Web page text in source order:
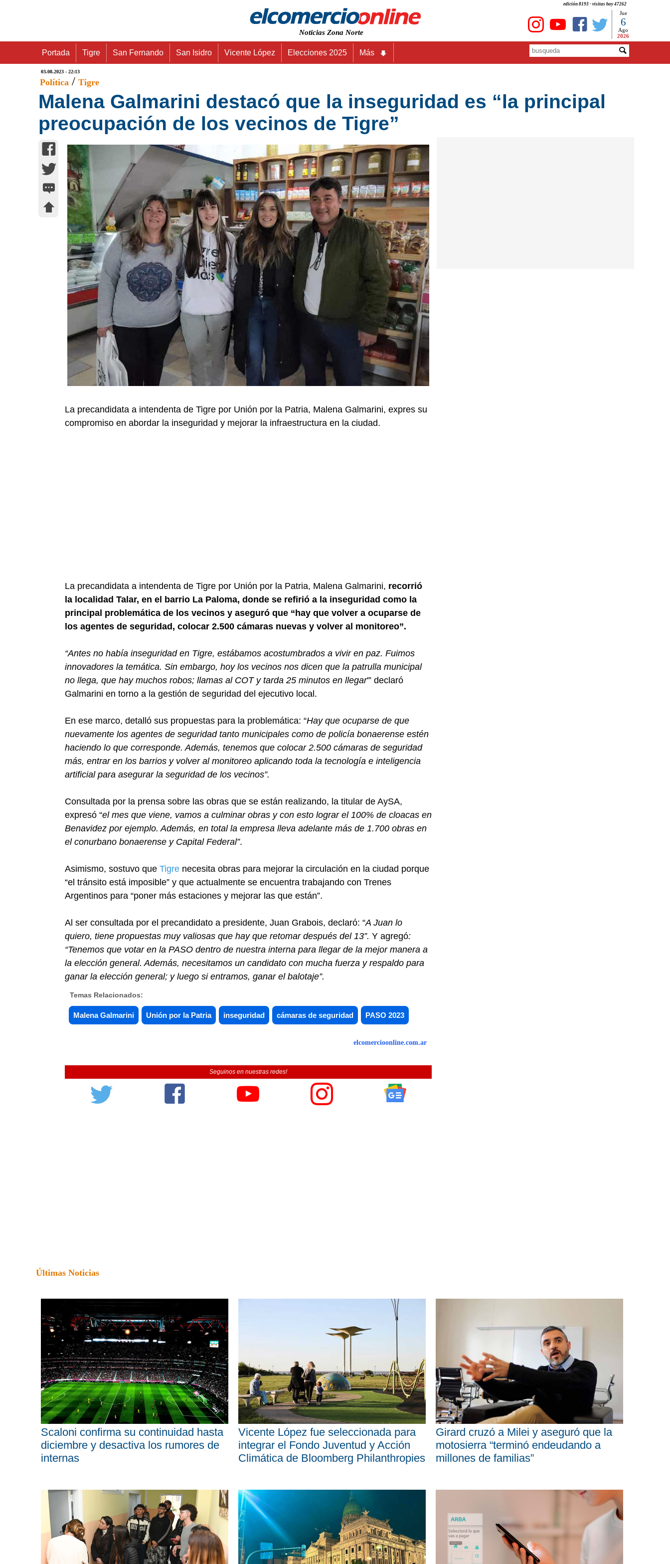
edición 8193 - visitas hoy 47262
Noticias Zona Norte
Jue
6
Ago
2026
Portada Tigre San Fernando San Isidro Vicente López Elecciones 2025 Más
03.08.2023 - 22:13
Política / Tigre
Malena Galmarini destacó que la inseguridad es “la principal
preocupación de los vecinos de Tigre”
La precandidata a intendenta de Tigre por Unión por la Patria, Malena Galmarini, expres su
compromiso en abordar la inseguridad y mejorar la infraestructura en la ciudad.
La precandidata a intendenta de Tigre por Unión por la Patria, Malena Galmarini, recorrió
la localidad Talar, en el barrio La Paloma, donde se refirió a la inseguridad como la
principal problemática de los vecinos y aseguró que “hay que volver a ocuparse de
los agentes de seguridad, colocar 2.500 cámaras nuevas y volver al monitoreo”.
“Antes no había inseguridad en Tigre, estábamos acostumbrados a vivir en paz. Fuimos
innovadores la temática. Sin embargo, hoy los vecinos nos dicen que la patrulla municipal
no llega, que hay muchos robos; llamas al COT y tarda 25 minutos en llegar'” declaró
Galmarini en torno a la gestión de seguridad del ejecutivo local.
En ese marco, detalló sus propuestas para la problemática: “Hay que ocuparse de que
nuevamente los agentes de seguridad tanto municipales como de policía bonaerense estén
haciendo lo que corresponde. Además, tenemos que colocar 2.500 cámaras de seguridad
más, entrar en los barrios y volver al monitoreo aplicando toda la tecnología e inteligencia
artificial para asegurar la seguridad de los vecinos”.
Consultada por la prensa sobre las obras que se están realizando, la titular de AySA,
expresó “el mes que viene, vamos a culminar obras y con esto lograr el 100% de cloacas en
Benavidez por ejemplo. Además, en total la empresa lleva adelante más de 1.700 obras en
el conurbano bonaerense y Capital Federal”.
Asimismo, sostuvo que Tigre necesita obras para mejorar la circulación en la ciudad porque
“el tránsito está imposible” y que actualmente se encuentra trabajando con Trenes
Argentinos para “poner más estaciones y mejorar las que están”.
Al ser consultada por el precandidato a presidente, Juan Grabois, declaró: “A Juan lo
quiero, tiene propuestas muy valiosas que hay que retomar después del 13”. Y agregó:
“Tenemos que votar en la PASO dentro de nuestra interna para llegar de la mejor manera a
la elección general. Además, necesitamos un candidato con mucha fuerza y respaldo para
ganar la elección general; y luego si entramos, ganar el balotaje”.
Temas Relacionados:
Malena Galmarini Unión por la Patria inseguridad cámaras de seguridad PASO 2023
elcomercioonline.com.ar
Seguinos en nuestras redes!
Últimas Noticias
Scaloni confirma su continuidad hasta
diciembre y desactiva los rumores de
internas
Vicente López fue seleccionada para
integrar el Fondo Juventud y Acción
Climática de Bloomberg Philanthropies
Girard cruzó a Milei y aseguró que la
motosierra “terminó endeudando a
millones de familias”